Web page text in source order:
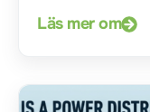
Läs mer om